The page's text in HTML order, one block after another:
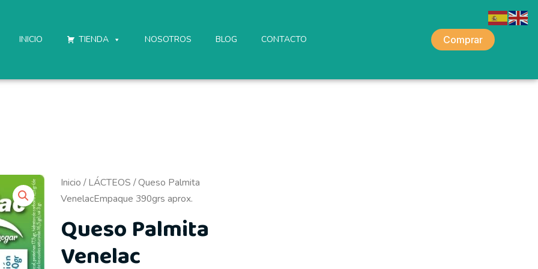
INICIO TIENDA NOSOTROS BLOG CONTACTO Comprar
Inicio /LÁCTEOS / Queso Palmita
VenelacEmpaque 390grs aprox.
Queso Palmita
Venelac